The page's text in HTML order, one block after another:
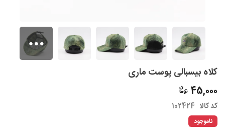
کلاه بیسبالی پوست ماری
45,000
کد کالا 102424
ناموجود